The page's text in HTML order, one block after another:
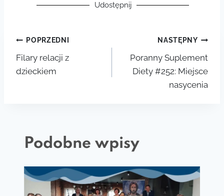
Udostępnij
POPRZEDNI
Filary relacji z
dzieckiem
NASTĘPNY
Poranny Suplement
Diety #252: Miejsce
nasycenia
Podobne wpisy